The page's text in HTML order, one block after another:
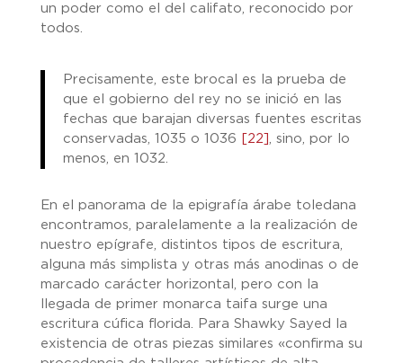
un poder como el del califato, reconocido por
todos.
Precisamente, este brocal es la prueba de
que el gobierno del rey no se inició en las
fechas que barajan diversas fuentes escritas
conservadas, 1035 o 1036
[22] , sino, por lo
menos, en 1032.
En el panorama de la epigrafía árabe toledana
encontramos, paralelamente a la realización de
nuestro epígrafe, distintos tipos de escritura,
alguna más simplista y otras más anodinas o de
marcado carácter horizontal, pero con la
llegada de primer monarca taifa surge una
escritura cúfica florida. Para Shawky Sayed la
existencia de otras piezas similares «confirma su